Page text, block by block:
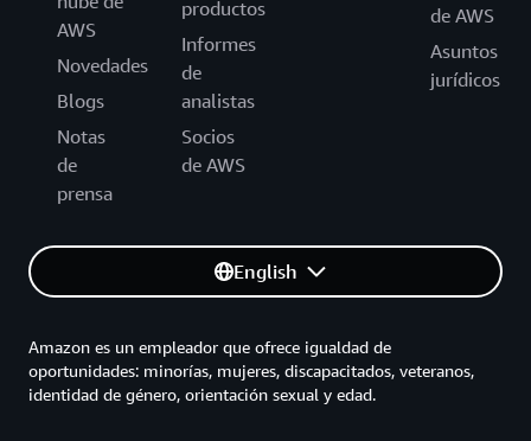
AWS
Novedades
Blogs
Notas
de
prensa
productos
Informes
de
analistas
Socios
de AWS
de AWS
Asuntos
jurídicos
English
Amazon es un empleador que ofrece igualdad de
oportunidades: minorías, mujeres, discapacitados, veteranos,
identidad de género, orientación sexual y edad.